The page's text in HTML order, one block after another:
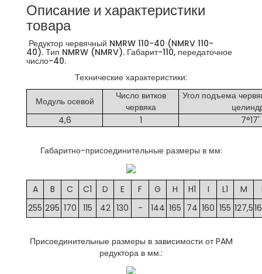
Описание и характеристики
товара
Редуктор червячный NMRW 110-40 (NMRV 110-
40). Тип NMRW (NMRV). Габарит-110, передаточное
число-40.
Технические характеристики:
Модуль осевой
Число витков
червяка
Угол подъема
4,6
1 7°17'
Габаритно-присоединительные размеры в мм:
A B C C1 D E F G H H1 I L1 M
255 295 170 115 42 130 - 144 165 74 160 155 127,5
Присоединительные размеры в зависимости от PAM
редуктора в мм.: